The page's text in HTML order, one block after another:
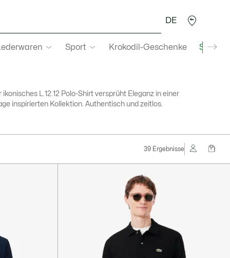
Sport Krokodil-Geschenke
DE
ikonisches L.12.12 Polo-Shirt versprüht Eleganz in einer
inspirierten Kollektion. Authentisch und zeitlos.
39 Ergebnisse